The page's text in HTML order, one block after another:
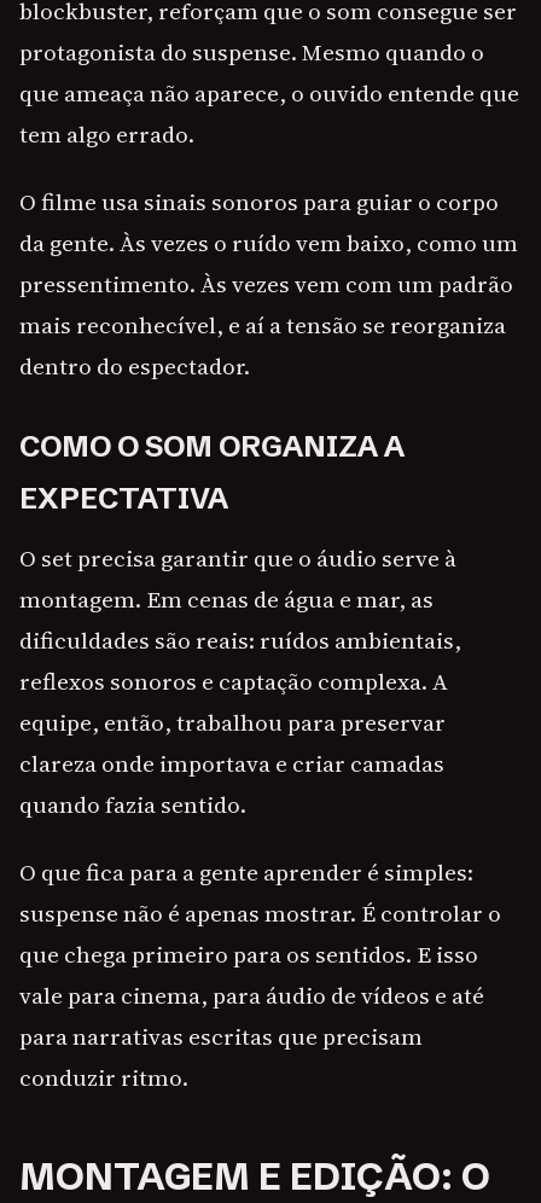
blockbuster, reforçam que o som consegue ser
protagonista do suspense. Mesmo quando o
que ameaça não aparece, o ouvido entende que
tem algo errado.
O filme usa sinais sonoros para guiar o corpo
da gente. Às vezes o ruído vem baixo, como um
pressentimento. Às vezes vem com um padrão
mais reconhecível, e aí a tensão se reorganiza
dentro do espectador.
COMO O SOM ORGANIZA A
EXPECTATIVA
O set precisa garantir que o áudio serve à
montagem. Em cenas de água e mar, as
dificuldades são reais: ruídos ambientais,
reflexos sonoros e captação complexa. A
equipe, então, trabalhou para preservar
clareza onde importava e criar camadas
quando fazia sentido.
O que fica para a gente aprender é simples:
suspense não é apenas mostrar. É controlar o
que chega primeiro para os sentidos. E isso
vale para cinema, para áudio de vídeos e até
para narrativas escritas que precisam
conduzir ritmo.
MONTAGEM E EDIÇÃO: O